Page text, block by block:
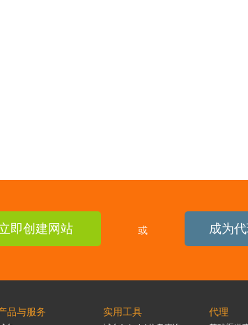
即创建网站 或 成为
品与服务 实用工具 代理